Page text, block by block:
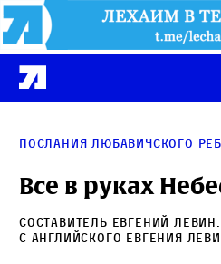
Послания Любавичского
Все в руках
Составитель Евгений Левин
с английского Евгения